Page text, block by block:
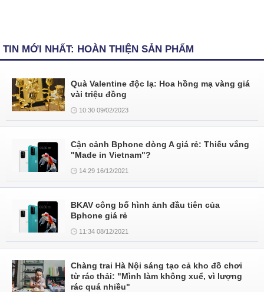
TIN MỚI NHẤT: HOÀN THIỆN SẢN PHẨM
Quà Valentine độc lạ: Hoa hồng mạ vàng giá
vài triệu đồng
10:30 09/02/2023
Cận cảnh Bphone dòng A giá rẻ: Thiếu vắng
"Made in Vietnam"?
14:29 16/12/2021
BKAV công bố hình ảnh đầu tiên của
Bphone giá rẻ
11:34 08/12/2021
Chàng trai Hà Nội sáng tạo cả kho đồ chơi
từ rác thải: "Mình làm không xuể, vì lượng
rác quá nhiều"